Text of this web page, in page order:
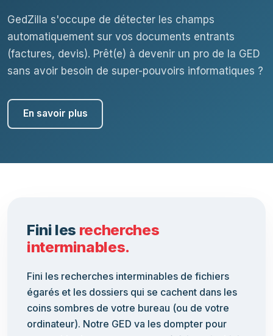
GedZilla s'occupe de détecter les champs
automatiquement sur vos documents entrants
(factures, devis). Prêt(e) à devenir un pro de la GED
sans avoir besoin de super-pouvoirs informatiques ?
En savoir plus
Fini les recherches
interminables.
Fini les recherches interminables de fichiers
égarés et les dossiers qui se cachent dans les
coins sombres de votre bureau (ou de votre
ordinateur). Notre GED va les dompter pour